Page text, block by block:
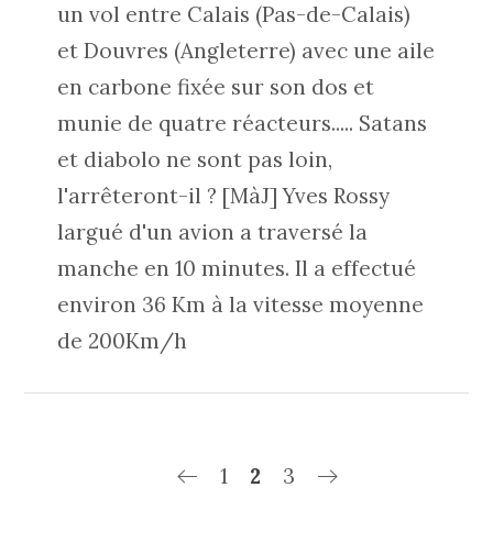
un vol entre Calais (Pas-de-Calais)
et Douvres (Angleterre) avec une aile
en carbone fixée sur son dos et
munie de quatre réacteurs..... Satans
et diabolo ne sont pas loin,
l'arrêteront-il ? [MàJ] Yves Rossy
largué d'un avion a traversé la
manche en 10 minutes. Il a effectué
environ 36 Km à la vitesse moyenne
de 200Km/h
1 2 3